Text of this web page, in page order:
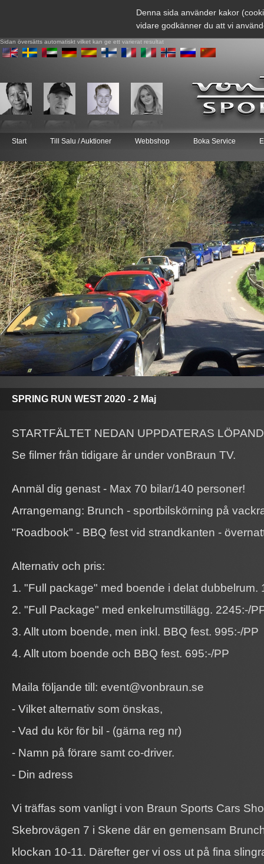
Denna sida använder kakor
vidare godkänner du att vi
Sidan översätts automatiskt vilket kan ge ett varierat resultat
Start Till Salu / Auktioner Webbshop Boka Service
SPRING RUN WEST 2020 - 2 Maj
STARTFÄLTET NEDAN UPPDATERAS
Se filmer från tidigare år under vonBraun TV.
Anmäl dig genast - Max 70 bilar/140 personer!
Arrangemang: Brunch - sportbilskörning på
"Roadbook" - BBQ fest vid strandkanten -
Alternativ och pris:
1. "Full package" med boende i delat dubbelrum.
2. "Full Package" med enkelrumstillägg. 2245:-/
3. Allt utom boende, men inkl. BBQ fest. 995:-/PP
4. Allt utom boende och BBQ fest. 695:-/PP
Maila följande till: event@vonbraun.se
- Vilket alternativ som önskas,
- Vad du kör för bil - (gärna reg nr)
- Namn på förare samt co-driver.
- Din adress
Vi träffas som vanligt i von Braun Sports Cars
Skebrovägen 7 i Skene där en gemensam
klockan 10-11. Därefter ger vi oss ut på fina